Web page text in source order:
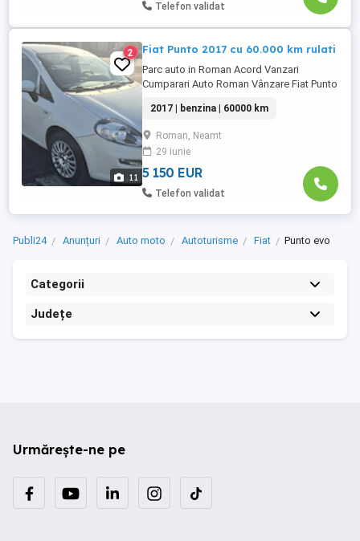
Telefon validat
11
2 Fiat Punto 2017 cu 60.000 km rulati
Parc auto in Roman Acord Vanzari
Cumparari Auto Roman Vânzare Fiat Punto
Romania. in August 2017 Acte și taxe la zi.
Motor 1.4 benzină, clasic .E6
Functioneaza impecabil Se accepta orice
verificare. Se poate asigura transportul la
domiciliu sau se face plinul ...
2017 | benzina | 60000 km
Roman, Neamt
29 iunie
5 150 EUR
Telefon validat
Publi24 Anunțuri Auto moto Autoturisme Fiat Punto evo
Categorii
Județe
Urmărește-ne pe